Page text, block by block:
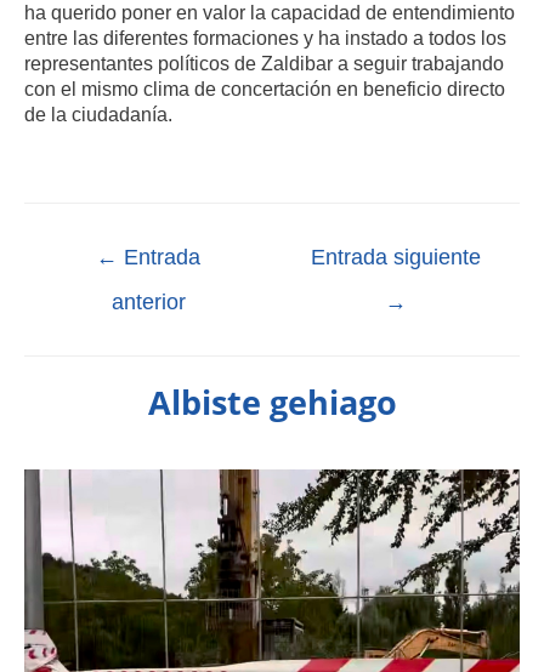
ha querido poner en valor la capacidad de entendimiento
entre las diferentes formaciones y ha instado a todos los
representantes políticos de Zaldibar a seguir trabajando
con el mismo clima de concertación en beneficio directo
de la ciudadanía.
← Entrada
anterior
Entrada siguiente
→
Albiste gehiago